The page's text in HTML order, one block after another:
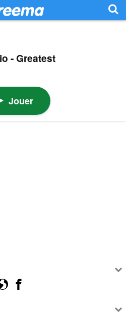
- Greatest
Jouer